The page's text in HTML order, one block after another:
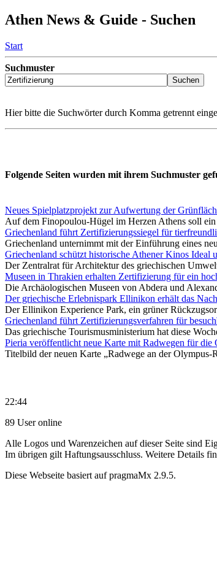
Athen News & Guide - Suchen
Start
Suchmuster
Hier bitte die Suchwörter durch Komma getrennt
Folgende Seiten wurden mit ihrem Suchmuster
Neues Spielplatzprojekt zur Aufwertung der
Auf dem Finopoulou-Hügel im Herzen Athens soll
Griechenland führt Zertifizierungssiegel für
Griechenland unternimmt mit der Einführung eines
Griechenland schützt historische Athener Kinos Ideal
Der Zentralrat für Architektur des griechischen
Museen in Thrakien erhalten Zertifizierung für ein
Die Archäologischen Museen von Abdera und
Der griechische Erlebnispark Ellinikon erhält das
Der Ellinikon Experience Park, ein grüner
Griechenland führt Zertifizierungsverfahren für
Das griechische Tourismusministerium hat diese
Pieria veröffentlicht neue Karte mit Radwegen für die
Titelbild der neuen Karte „Radwege an der Olympus-
22:44
89 User online
Alle Logos und Warenzeichen auf dieser Seite sind
Im übrigen gilt Haftungsausschluss. Weitere Details
Diese Webseite basiert auf pragmaMx 2.9.5.